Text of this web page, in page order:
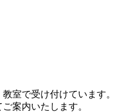
室で受け付けています。
案内いたします。